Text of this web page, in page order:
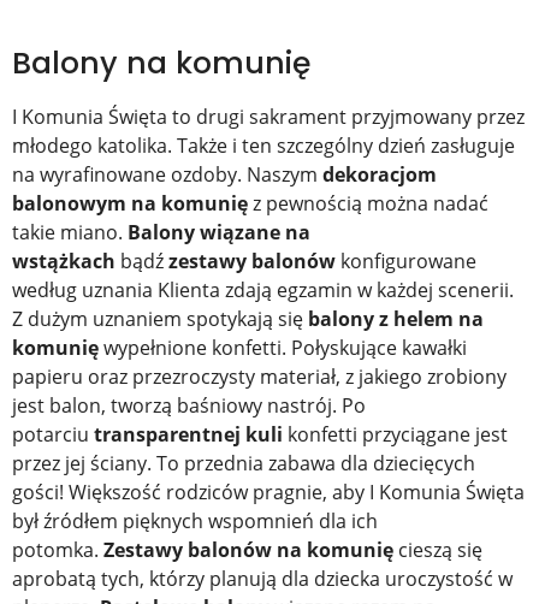
Balony na komunię
I Komunia Święta to drugi sakrament przyjmowany przez
młodego katolika. Także i ten szczególny dzień zasługuje
na wyrafinowane ozdoby. Naszym dekoracjom
balonowym na komunięz pewnością można nadać
takie miano. Balony wiązane na
wstążkach bądźzestawy balonów konfigurowane
według uznania Klienta zdają egzamin w każdej scenerii.
Z dużym uznaniem spotykają się balony z helem na
komunięwypełnione konfetti. Połyskujące kawałki
papieru oraz przezroczysty materiał, z jakiego zrobiony
jest balon, tworzą baśniowy nastrój. Po
potarciu transparentnej kuli konfetti przyciągane jest
przez jej ściany. To przednia zabawa dla dziecięcych
gości! Większość rodziców pragnie, aby I Komunia Święta
był źródłem pięknych wspomnień dla ich
potomka. Zestawy balonów na komunię cieszą się
aprobatą tych, którzy planują dla dziecka uroczystość w